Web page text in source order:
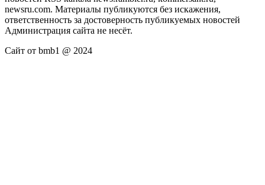
newsru.com. Материалы публикуются без искажения,
ответственность за достоверность публикуемых новостей
Администрация сайта не несёт.
Сайт от bmb1 @ 2024